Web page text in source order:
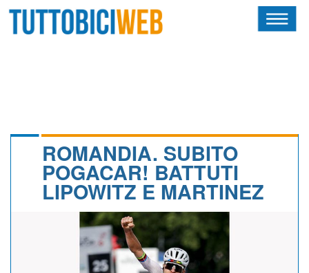
CALENDARIO
ROMANDIA. SUBITO
POGACAR! BATTUTI
LIPOWITZ E MARTINEZ